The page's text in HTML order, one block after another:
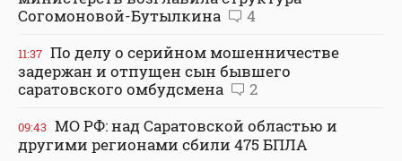
Согомоновой-Бутылкина
4
11:37 По делу о серийном мошенничестве
задержан и отпущен сын бывшего
саратовского омбудсмена
2
09:43 МО РФ: над Саратовской областью и
другими регионами сбили 475 БПЛА